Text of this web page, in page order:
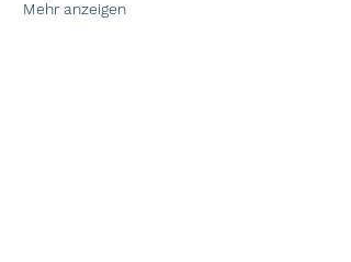
Mehr anzeigen